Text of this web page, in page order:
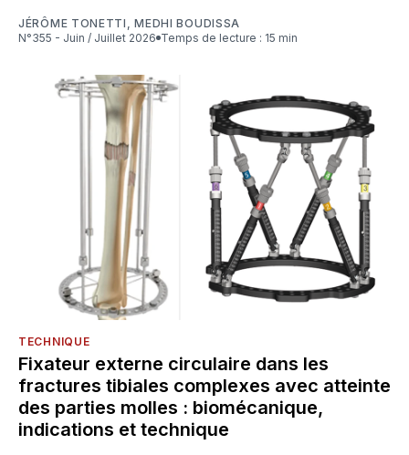
JÉRÔME TONETTI ,MEDHI BOUDISSA
N°355 - Juin / Juillet 2026
Temps de lecture : 15 min
TECHNIQUE
Fixateur externe circulaire dans les
fractures tibiales complexes avec atteinte
des parties molles : biomécanique,
indications et technique